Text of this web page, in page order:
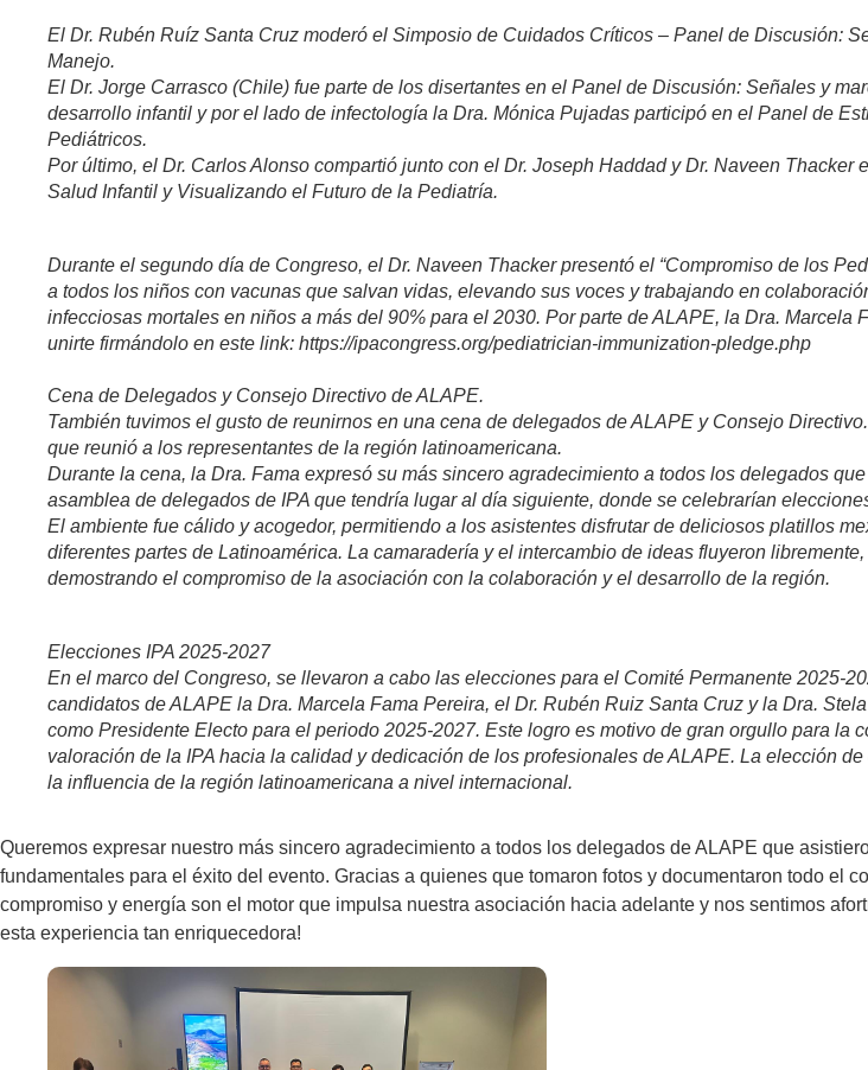
El Dr. Rubén Ruíz Santa Cruz moderó el Simposio de Cuidados Críticos – Panel de Discusión:
Manejo.
El Dr. Jorge Carrasco (Chile) fue parte de los disertantes en el Panel de Discusión: Señales y
desarrollo infantil y por el lado de infectología la Dra. Mónica Pujadas participó en el Panel de
Pediátricos.
Por último, el Dr. Carlos Alonso compartió junto con el Dr. Joseph Haddad y Dr. Naveen
Salud Infantil y Visualizando el Futuro de la Pediatría.
Durante el segundo día de Congreso, el Dr. Naveen Thacker presentó el “Compromiso de los
a todos los niños con vacunas que salvan vidas, elevando sus voces y trabajando en
infecciosas mortales en niños a más del 90% para el 2030. Por parte de ALAPE, la Dra.
unirte firmándolo en este link: https://ipacongress.org/pediatrician-immunization-pledge.php
Cena de Delegados y Consejo Directivo de ALAPE.
También tuvimos el gusto de reunirnos en una cena de delegados de ALAPE y Consejo
que reunió a los representantes de la región latinoamericana.
Durante la cena, la Dra. Fama expresó su más sincero agradecimiento a todos los delegados
asamblea de delegados de IPA que tendría lugar al día siguiente, donde se celebrarían
El ambiente fue cálido y acogedor, permitiendo a los asistentes disfrutar de deliciosos platillos
diferentes partes de Latinoamérica. La camaradería y el intercambio de ideas fluyeron
demostrando el compromiso de la asociación con la colaboración y el desarrollo de la región.
Elecciones IPA 2025-2027
En el marco del Congreso, se llevaron a cabo las elecciones para el Comité Permanente 2025-
candidatos de ALAPE la Dra. Marcela Fama Pereira, el Dr. Rubén Ruiz Santa Cruz y la Dra.
como Presidente Electo para el periodo 2025-2027. Este logro es motivo de gran orgullo para
valoración de la IPA hacia la calidad y dedicación de los profesionales de ALAPE. La elección
la influencia de la región latinoamericana a nivel internacional.
Queremos expresar nuestro más sincero agradecimiento a todos los delegados de ALAPE que
fundamentales para el éxito del evento. Gracias a quienes que tomaron fotos y documentaron todo el
compromiso y energía son el motor que impulsa nuestra asociación hacia adelante y nos sentimos
esta experiencia tan enriquecedora!